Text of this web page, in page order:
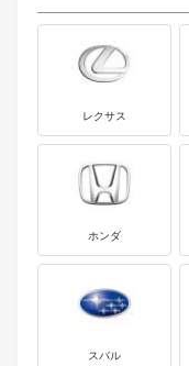
レクサス
ホンダ
スバル